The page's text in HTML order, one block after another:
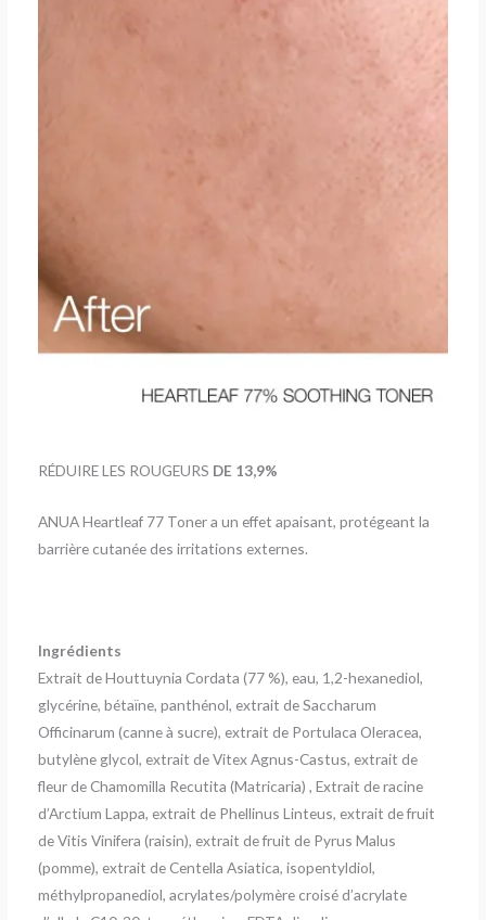
RÉDUIRE LES ROUGEURS DE 13,9%
ANUA Heartleaf 77 Toner a un effet apaisant, protégeant la
barrière cutanée des irritations externes.
Ingrédients
Extrait de Houttuynia Cordata (77 %), eau, 1,2-hexanediol,
glycérine, bétaïne, panthénol, extrait de Saccharum
Officinarum (canne à sucre), extrait de Portulaca Oleracea,
butylène glycol, extrait de Vitex Agnus-Castus, extrait de
fleur de Chamomilla Recutita (Matricaria) , Extrait de racine
d’Arctium Lappa, extrait de Phellinus Linteus, extrait de fruit
de Vitis Vinifera (raisin), extrait de fruit de Pyrus Malus
(pomme), extrait de Centella Asiatica, isopentyldiol,
méthylpropanediol, acrylates/polymère croisé d’acrylate